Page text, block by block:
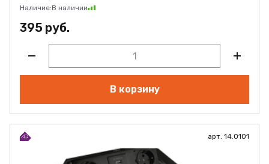
Наличие:В наличии
395 руб.
В корзину
арт. 14.0101